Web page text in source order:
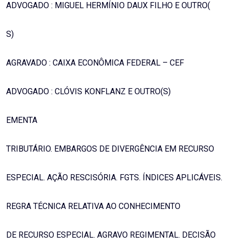
ADVOGADO : MIGUEL HERMÍNIO DAUX FILHO E OUTRO(
S)
AGRAVADO : CAIXA ECONÔMICA FEDERAL – CEF
ADVOGADO : CLÓVIS KONFLANZ E OUTRO(S)
EMENTA
TRIBUTÁRIO. EMBARGOS DE DIVERGÊNCIA EM RECURSO
ESPECIAL. AÇÃO RESCISÓRIA. FGTS. ÍNDICES APLICÁVEIS.
REGRA TÉCNICA RELATIVA AO CONHECIMENTO
DE RECURSO ESPECIAL. AGRAVO REGIMENTAL. DECISÃO